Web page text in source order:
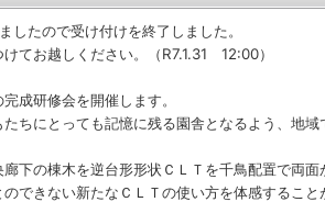
したので受け付けを終了しました。
てお越しください。（R7.1.31 12:00）
成研修会を開催します。
ちにとっても記憶に残る園舎となるよう、地
下の棟木を逆台形形状ＣＬＴを千鳥配置で両
できない新たなＣＬＴの使い方を体感すること